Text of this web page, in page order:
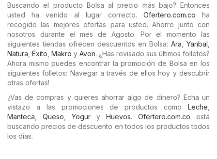
Buscando el producto Bolsa al precio más bajo? Entonces
usted ha venido al lugar correcto. Ofertero.com.co ha
recogido las mejores ofertas para usted. Ahorre junto con
nosotros durante el mes de Agosto. Por el momento las
siguientes tiendas ofrecen descuentos en Bolsa: Ara Yanbal
Natura Éxito Makro y Avon. ¿Has revisado sus últimos folletos?
Ahora mismo puedes encontrar la promoción de Bolsa en los
siguientes folletos: Navegar a través de ellos hoy y descubrir
otras ofertas!
¿Vas de compras y quieres ahorrar algo de dinero? Echa un
vistazo a las promociones de productos como Leche
Manteca
Queso Yogur y Huevos. Ofertero.com.co está
buscando precios de descuento en todos los productos todos
los días.